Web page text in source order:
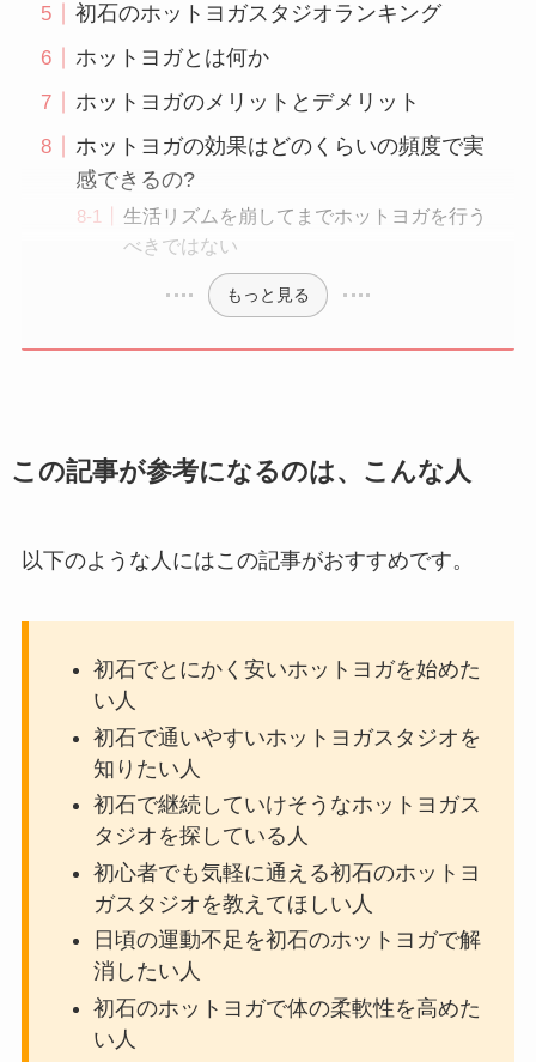
初石のホットヨガスタジオランキング
ホットヨガとは何か
ホットヨガのメリットとデメリット
ホットヨガの効果はどのくらいの頻度で実
感できるの?
生活リズムを崩してまでホットヨガを行う
べきではない
もっと見る
この記事が参考になるのは、こんな人
以下のような人にはこの記事がおすすめです。
初石でとにかく安いホットヨガを始めた
い人
初石で通いやすいホットヨガスタジオを
知りたい人
初石で継続していけそうなホットヨガス
タジオを探している人
初心者でも気軽に通える初石のホットヨ
ガスタジオを教えてほしい人
日頃の運動不足を初石のホットヨガで解
消したい人
初石のホットヨガで体の柔軟性を高めた
い人